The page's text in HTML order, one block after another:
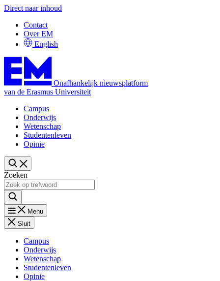
Direct naar inhoud
Contact
Over EM
English
Onafhankelijk nieuwsplatform
van de Erasmus Universiteit
Campus
Onderwijs
Wetenschap
Studentenleven
Opinie
Zoeken
Menu
Sluit
Campus
Onderwijs
Wetenschap
Studentenleven
Opinie